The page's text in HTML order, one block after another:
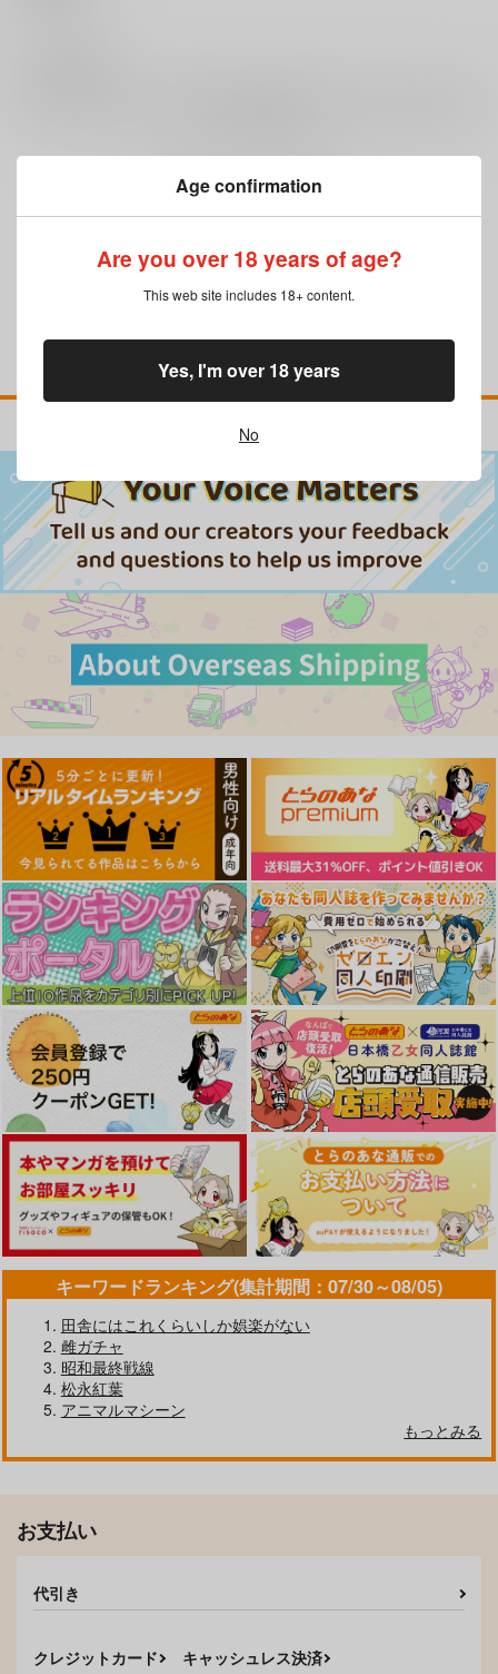
まだレビューはありません
キーワードランキング(集計期間：07/30～08/05)
田舎にはこれくらいしか娯楽がない
雌ガチャ
昭和最終戦線
松永紅葉
アニマルマシーン
もっとみる
お支払い
代引き
クレジットカード キャッシュレス決済
Age confirmation
Are you over 18 years of age?
This web site includes 18+ content.
No
Yes, I'm over 18 years